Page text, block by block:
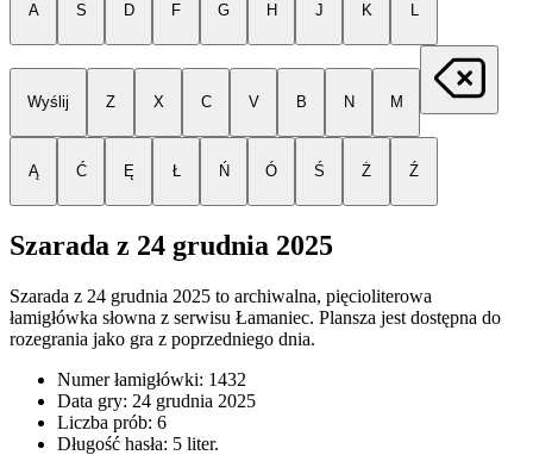
A S D F G H J K L
Wyślij Z X C V B N M
Ą Ć Ę Ł Ń Ó Ś Ż Ź
Szarada z 24 grudnia 2025
Szarada z 24 grudnia 2025 to archiwalna, pięcioliterowa
łamigłówka słowna z serwisu Łamaniec. Plansza jest dostępna do
rozegrania jako gra z poprzedniego dnia.
Numer łamigłówki: 1432
Data gry: 24 grudnia 2025
Liczba prób: 6
Długość hasła: 5 liter.